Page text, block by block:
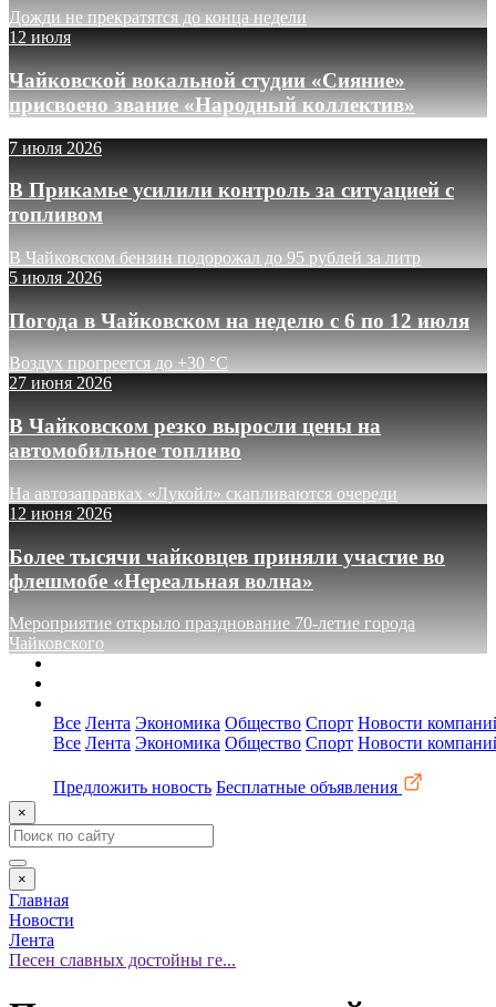
Дожди не прекратятся до конца недели
12 июля
Чайковской вокальной студии «Сияние»
присвоено звание «Народный коллектив»
7 июля 2026
В Прикамье усилили контроль за ситуацией с
топливом
В Чайковском бензин подорожал до 95 рублей за литр
5 июля 2026
Погода в Чайковском на неделю с 6 по 12 июля
Воздух прогреется до +30 °C
27 июня 2026
В Чайковском резко выросли цены на
автомобильное топливо
На автозаправках «Лукойл» скапливаются очереди
12 июня 2026
Более тысячи чайковцев приняли участие во
флешмобе «Нереальная волна»
Мероприятие открыло празднование 70-летие города
Чайковского
Все Лента Экономика Общество Спорт Новости
Все Лента Экономика Общество Спорт Новости
Предложить новость Бесплатные объявления
×
×
Главная
Новости
Лента
Песен славных достойны ге...